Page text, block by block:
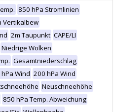
850 hPa Stromlinien
Vertikalbew
2m Taupunkt CAPE/LI
Niedrige Wolken
Gesamtniederschlag
Wind 200 hPa Wind
Neuschneehöhe
850 hPa Temp. Abweichung